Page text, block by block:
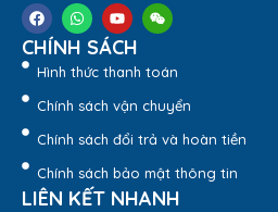
CHÍNH SÁCH
Hình thức thanh toán
Chính sách vận chuyển
Chính sách đổi trả và hoàn tiền
Chính sách bảo mật thông tin
LIÊN KẾT NHANH